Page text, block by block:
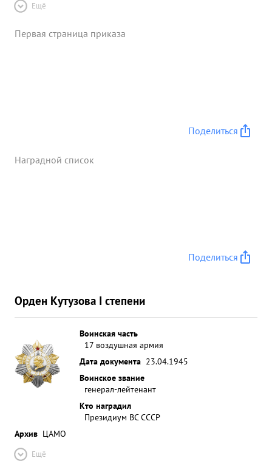
Ещё
Первая страница приказа
Поделиться
Наградной список
Поделиться
Орден Кутузова I степени
Воинская часть
17 воздушная армия
Дата документа 23.04.1945
Воинское звание
генерал-лейтенант
Кто наградил
Президиум ВС СССР
Архив ЦАМО
Ещё